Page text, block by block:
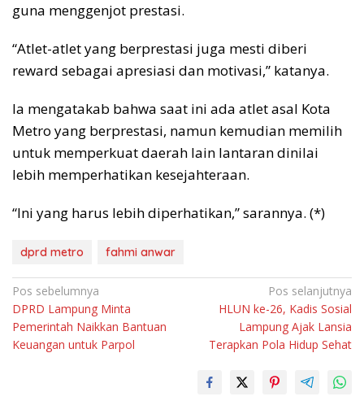
guna menggenjot prestasi.
“Atlet-atlet yang berprestasi juga mesti diberi
reward sebagai apresiasi dan motivasi,” katanya.
Ia mengatakab bahwa saat ini ada atlet asal Kota
Metro yang berprestasi, namun kemudian memilih
untuk memperkuat daerah lain lantaran dinilai
lebih memperhatikan kesejahteraan.
“Ini yang harus lebih diperhatikan,” sarannya. (*)
dprd metro fahmi anwar
Navigasi
pos
Pos sebelumnya
DPRD Lampung Minta
Pemerintah Naikkan Bantuan
Keuangan untuk Parpol
Pos selanjutnya
HLUN ke-26, Kadis Sosial
Lampung Ajak Lansia
Terapkan Pola Hidup Sehat